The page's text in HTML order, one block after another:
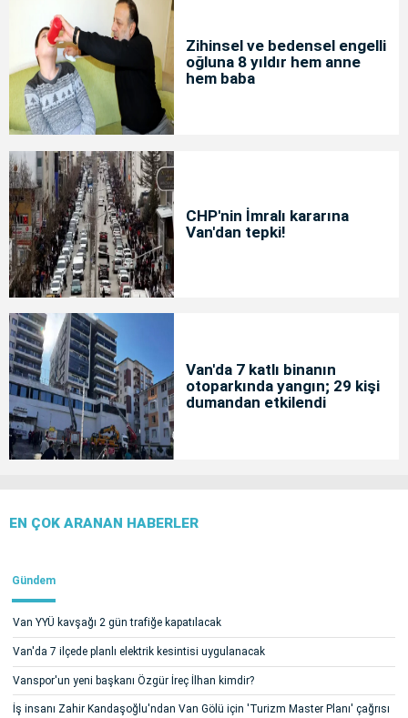
Zihinsel ve bedensel engelli
oğluna 8 yıldır hem anne
hem baba
CHP'nin İmralı kararına
Van'dan tepki!
Van'da 7 katlı binanın
otoparkında yangın; 29 kişi
dumandan etkilendi
EN ÇOK ARANAN HABERLER
Gündem
Van YYÜ kavşağı 2 gün trafiğe kapatılacak
Van'da 7 ilçede planlı elektrik kesintisi uygulanacak
Vanspor'un yeni başkanı Özgür İreç İlhan kimdir?
İş insanı Zahir Kandaşoğlu'ndan Van Gölü için 'Turizm Master Planı' çağrısı